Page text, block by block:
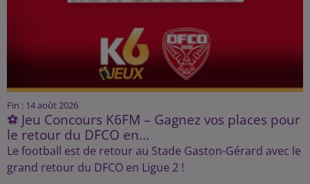
Fin : 14 août 2026
⚽ Jeu Concours K6FM – Gagnez vos places pour
le retour du DFCO en...
Le football est de retour au Stade Gaston-Gérard avec le
grand retour du DFCO en Ligue 2 !